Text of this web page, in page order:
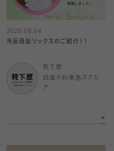
2026.08.04
外反母趾ソックスのご紹介！！
靴下屋
武蔵小杉東急スクエ
ア